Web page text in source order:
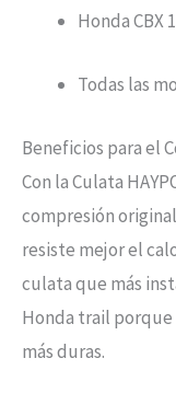
Honda CBX
Todas las
Beneficios para el
Con la Culata
compresión
resiste mejor el
culata que más
Honda trail porque
más duras.